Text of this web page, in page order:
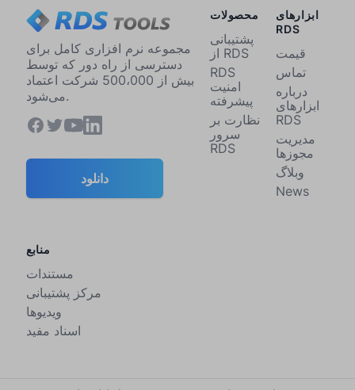
مجموعه نرم افزاری کامل برای
دسترسی از راه دور که توسط
بیش از 500،000 شرکت اعتماد
می‌شود.
دانلود
محصولات
پشتیبانی
از RDS
RDS
امنیت
پیشرفته
نظارت بر
سرور
RDS
منابع
مستندات
مرکز پشتیبانی
ویدیوها
اسناد مفید
ابزارهای
RDS
قیمت
تماس
درباره
ابزارهای
RDS
مدیریت
مجوزها
وبلاگ
News